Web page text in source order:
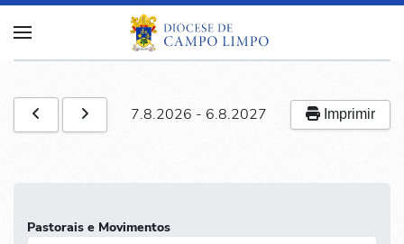
7.8.2026 - 6.8.2027 Imprimir
Pastorais e Movimentos